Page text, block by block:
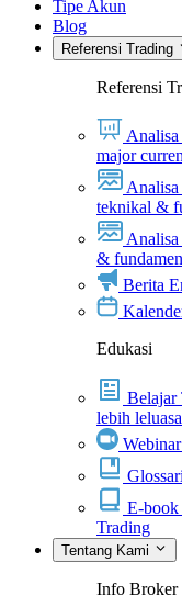
Tipe Akun
Blog
Referensi Trading
Referensi
major
teknikal &
Analisa
&
Berita
Edukasi
Belajar
lebih leluasa
E-book
Trading
Tentang Kami
Info Broker